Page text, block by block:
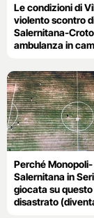
Le condizioni di
violento scontro
Salernitana-
ambulanza in
Perché Monopoli-
Salernitana in
giocata su
disastrato